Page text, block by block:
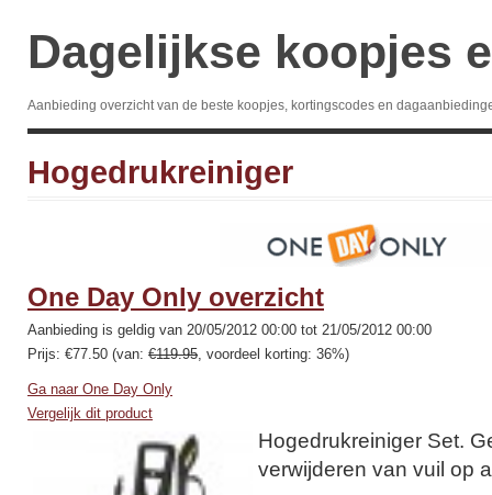
Dagelijkse koopjes
Aanbieding overzicht van de beste koopjes, kortingscodes en
Hogedrukreiniger
One Day Only overzicht
Aanbieding is geldig van 20/05/2012 00:00 tot 21/05/2012 00:00
Prijs: €77.50 (van: €119.95, voordeel korting: 36%)
Ga naar One Day Only
Vergelijk dit product
Hogedrukreiniger Set.
verwijderen van vuil op